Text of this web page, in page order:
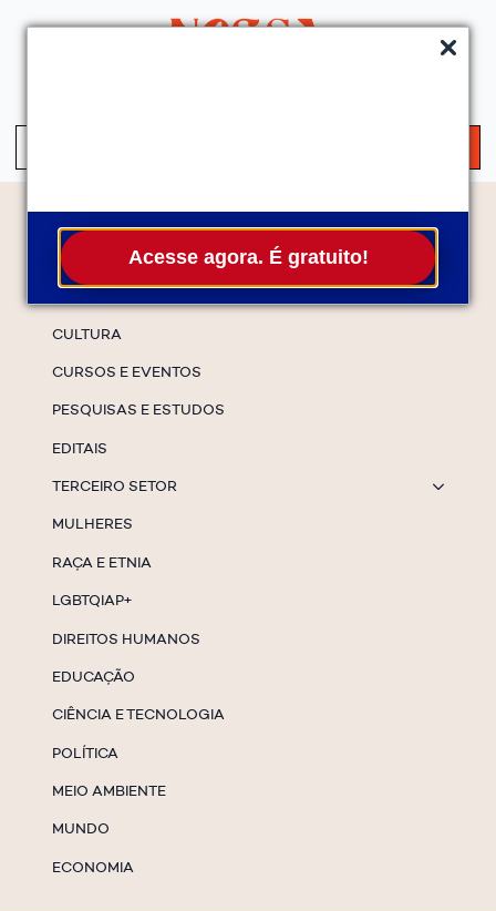
Acesse agora. É gratuito!
Temas
CULTURA
CURSOS E EVENTOS
PESQUISAS E ESTUDOS
EDITAIS
TERCEIRO SETOR
MULHERES
RAÇA E ETNIA
LGBTQIAP+
DIREITOS HUMANOS
EDUCAÇÃO
CIÊNCIA E TECNOLOGIA
POLÍTICA
MEIO AMBIENTE
MUNDO
ECONOMIA